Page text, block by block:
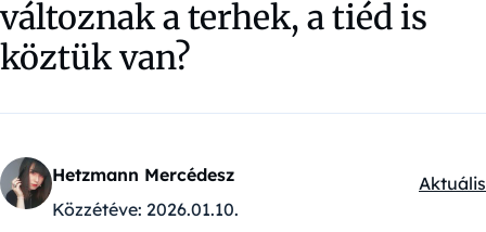
változnak a terhek, a tiéd is
köztük van?
Hetzmann Mercédesz
Közzétéve: 2026.01.10.
Aktuális